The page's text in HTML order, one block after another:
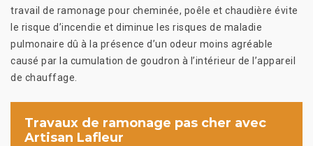
travail de ramonage pour cheminée, poêle et chaudière évite
le risque d’incendie et diminue les risques de maladie
pulmonaire dû à la présence d’un odeur moins agréable
causé par la cumulation de goudron à l’intérieur de l’appareil
de chauffage.
Travaux de ramonage pas cher avec
Artisan Lafleur